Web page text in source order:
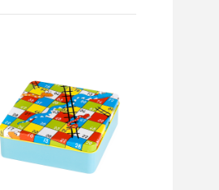
1.200,00 ден.
Едукативна игра-